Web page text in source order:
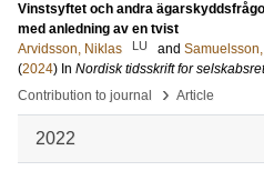
Vinstsyftet och andra
med anledning av en tvist
Arvidsson, Niklas
LU and
(2024) In Nordisk tidsskrift for selskabsret
Contribution to journal
› Article
2022